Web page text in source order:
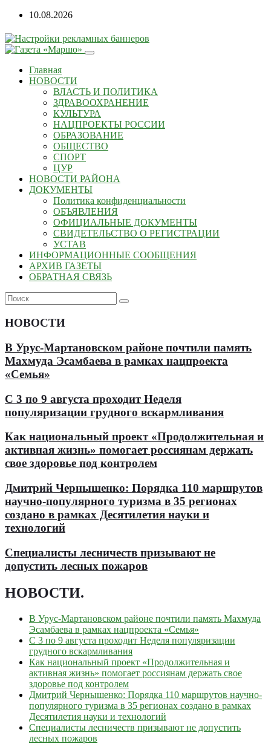
10.08.2026
Главная
НОВОСТИ
ВЛАСТЬ И ПОЛИТИКА
ЗДРАВООХРАНЕНИЕ
КУЛЬТУРА
НАЦПРОЕКТЫ РОССИИ
ОБРАЗОВАНИЕ
ОБЩЕСТВО
СПОРТ
ЦУР
НОВОСТИ РАЙОНА
ДОКУМЕНТЫ
Политика конфиденциальности
ОБЪЯВЛЕНИЯ
ОФИЦИАЛЬНЫЕ ДОКУМЕНТЫ
СВИДЕТЕЛЬСТВО О РЕГИСТРАЦИИ
УСТАВ
ИНФОРМАЦИОННЫЕ СООБЩЕНИЯ
АРХИВ ГАЗЕТЫ
ОБРАТНАЯ СВЯЗЬ
НОВОСТИ
В Урус-Мартановском районе почтили память
Махмуда Эсамбаева в рамках нацпроекта
«Семья»
С 3 по 9 августа проходит Неделя
популяризации грудного вскармливания
Как национальный проект «Продолжительная и
активная жизнь» помогает россиянам держать
свое здоровье под контролем
Дмитрий Чернышенко: Порядка 110 маршрутов
научно-популярного туризма в 35 регионах
создано в рамках Десятилетия науки и
технологий
Специалисты лесничеств призывают не
допустить лесных пожаров
НОВОСТИ.
В Урус-Мартановском районе почтили память Махмуда
Эсамбаева в рамках нацпроекта «Семья»
С 3 по 9 августа проходит Неделя популяризации
грудного вскармливания
Как национальный проект «Продолжительная и
активная жизнь» помогает россиянам держать свое
здоровье под контролем
Дмитрий Чернышенко: Порядка 110 маршрутов научно-
популярного туризма в 35 регионах создано в рамках
Десятилетия науки и технологий
Специалисты лесничеств призывают не допустить
лесных пожаров